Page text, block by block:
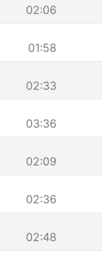
02:06
01:58
02:33
03:36
02:09
02:36
02:48